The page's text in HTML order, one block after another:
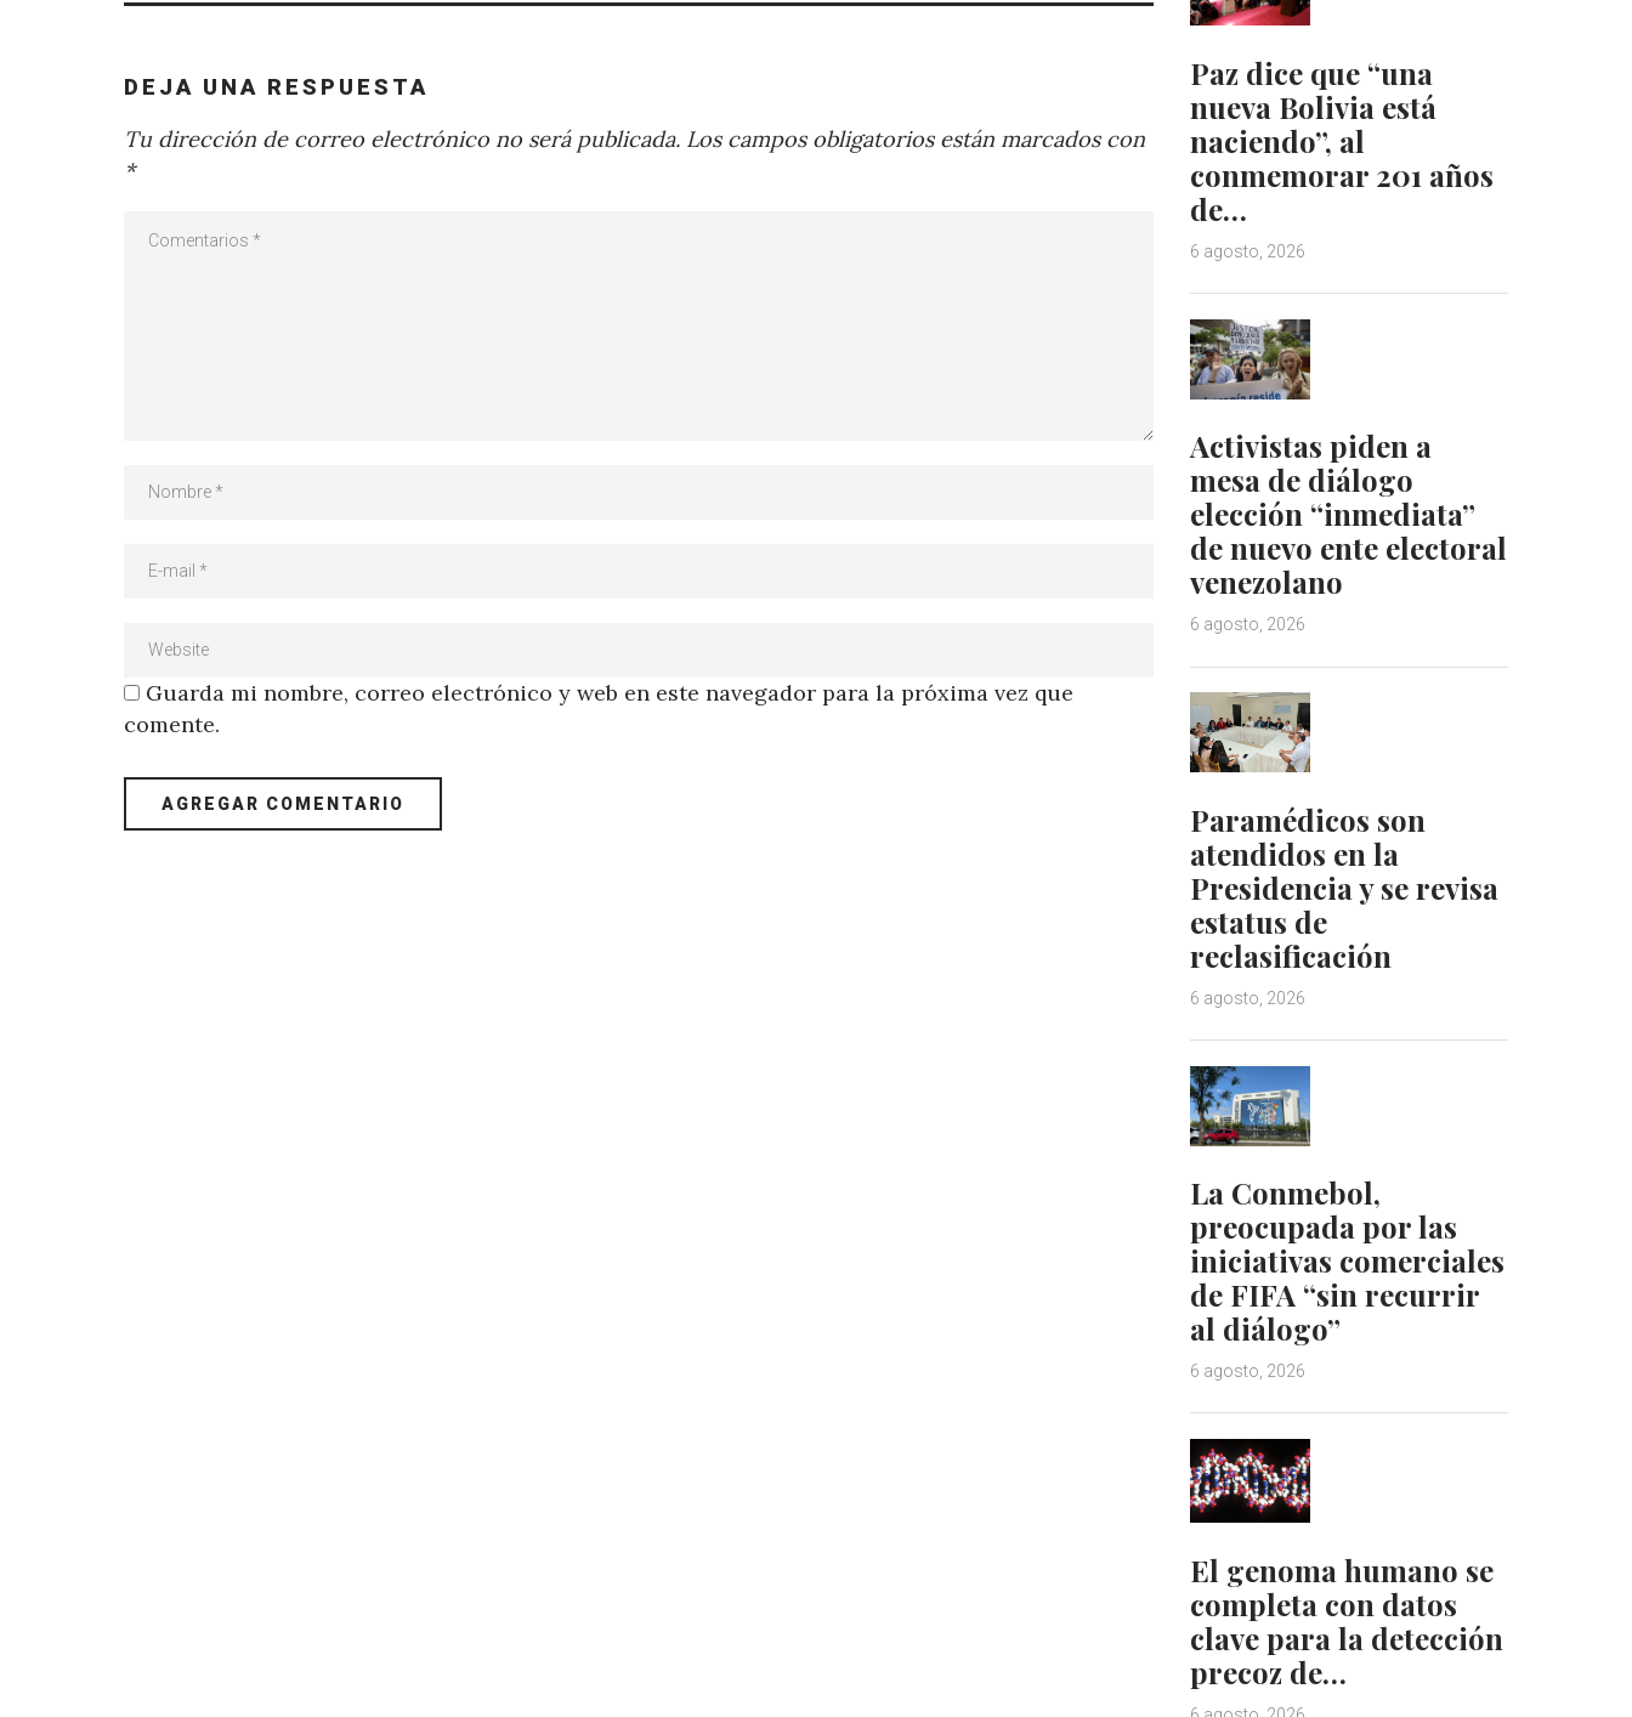
DEJA UNA RESPUESTA
Tu dirección de correo electrónico no será publicada. Los campos obligatorios están marcados con
*
Guarda mi nombre, correo electrónico y web en este navegador para la próxima vez que
comente.
Paz dice que “una
nueva Bolivia está
naciendo”, al
conmemorar 201 años
de…
6 agosto, 2026
Activistas piden a
mesa de diálogo
elección “inmediata”
de nuevo ente electoral
venezolano
6 agosto, 2026
Paramédicos son
atendidos en la
Presidencia y se revisa
estatus de
reclasificación
6 agosto, 2026
La Conmebol,
preocupada por las
iniciativas comerciales
de FIFA “sin recurrir
al diálogo”
6 agosto, 2026
El genoma humano se
completa con datos
clave para la detección
precoz de…